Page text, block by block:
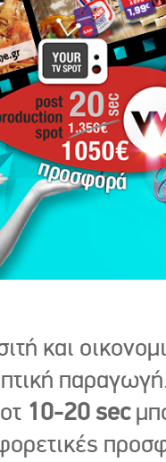
και
10-20 sec